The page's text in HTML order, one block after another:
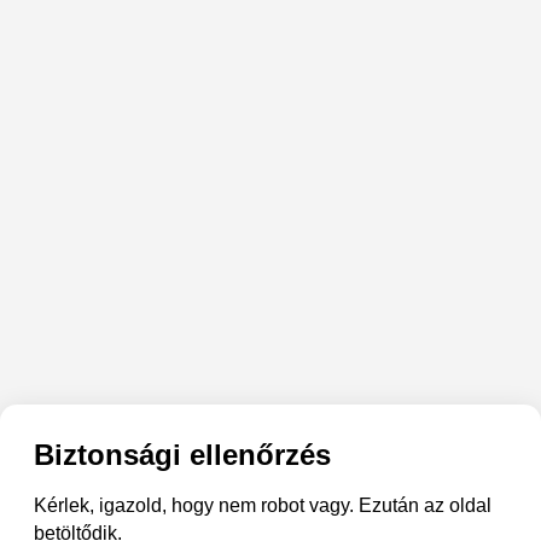
Biztonsági ellenőrzés
Kérlek, igazold, hogy nem robot vagy. Ezután az oldal
betöltődik.